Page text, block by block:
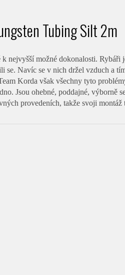
Tubing Silt 2m
nejvyšší možné dokonalosti.
se. Navíc se v nich držel vzduch a
Korda však všechny tyto
Jsou ohebné, poddajné, výborně
provedeních, takže svoji